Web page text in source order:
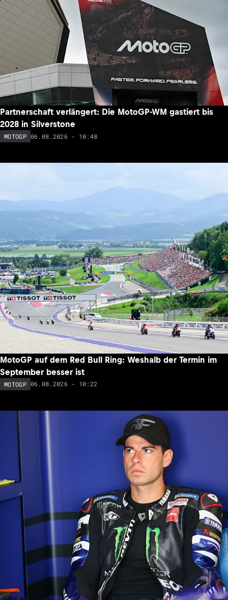
Partnerschaft verlängert: Die MotoGP-WM gastiert bis
2028 in Silverstone
MOTOGP 06.08.2026 - 10:48
MotoGP auf dem Red Bull Ring: Weshalb der Termin im
September besser ist
MOTOGP 06.08.2026 - 10:22